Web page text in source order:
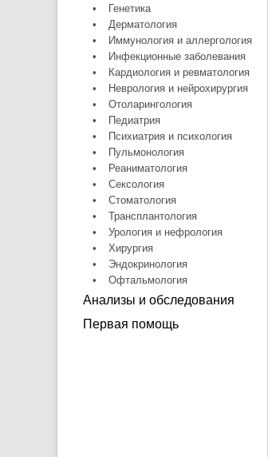
•
Генетика
•
Дерматология
•
Иммунология и аллергология
•
Инфекционные заболевания
•
Кардиология и ревматология
•
Неврология и нейрохирургия
•
Отоларингология
•
Педиатрия
•
Психиатрия и психология
•
Пульмонология
•
Реаниматология
•
Сексология
•
Стоматология
•
Трансплантология
•
Урология и нефрология
•
Хирургия
•
Эндокринология
•
Офтальмология
Анализы и обследования
Первая помощь